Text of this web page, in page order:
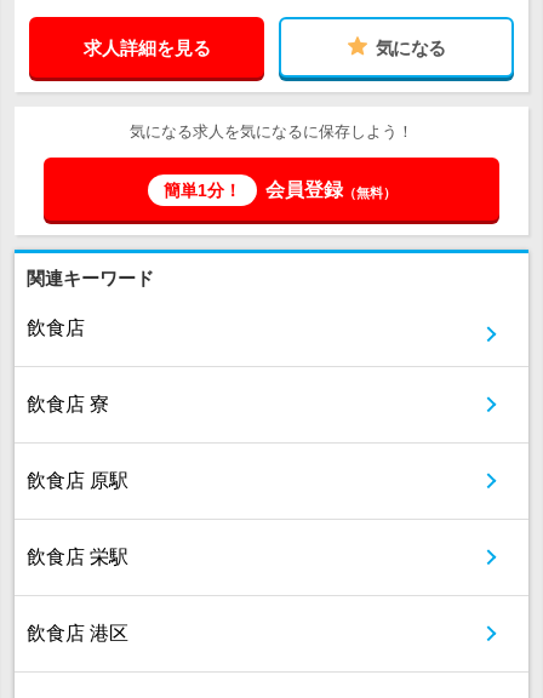
求人詳細を見る 気になる
気になる求人を気になるに保存しよう！
簡単1分！ 会員登録（無料）
関連キーワード
飲食店
飲食店 寮
飲食店 原駅
飲食店 栄駅
飲食店 港区